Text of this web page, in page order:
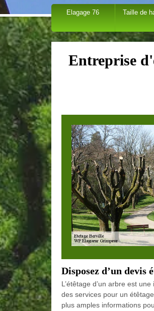
Elagage 76 Taille de
Entreprise
Disposez d’un devis
L’étêtage d’un arbre est
des services pour un
plus amples informations